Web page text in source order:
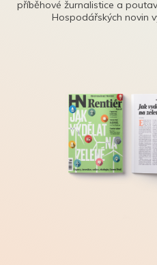
příběhové žurnalistice a
Hospodářských novin